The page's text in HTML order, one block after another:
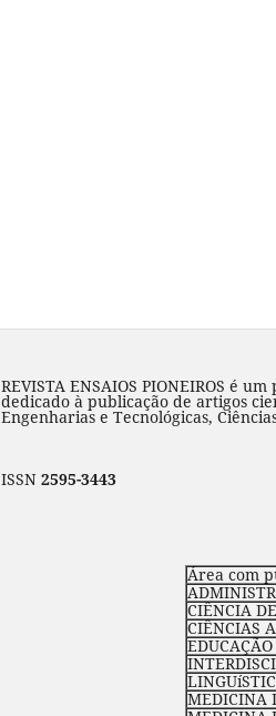
REVISTA ENSAIOS PIONEIROS é
dedicado à publicação de artigos
Engenharias e Tecnológicas,
ISSN 2595-3443
Área com
CIÊNCIA
CIÊNCIAS
EDUCAÇÃO
MEDICINA I